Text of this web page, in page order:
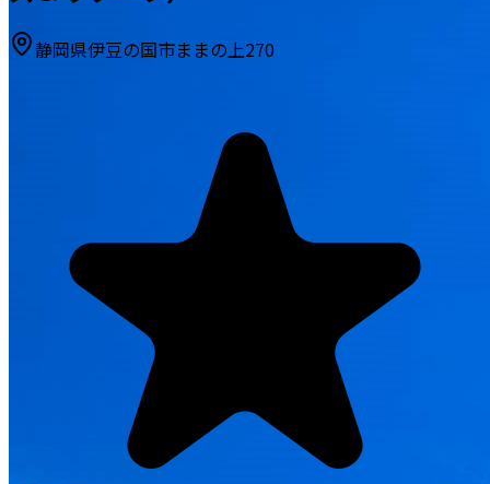
静岡県伊豆の国市ままの上270